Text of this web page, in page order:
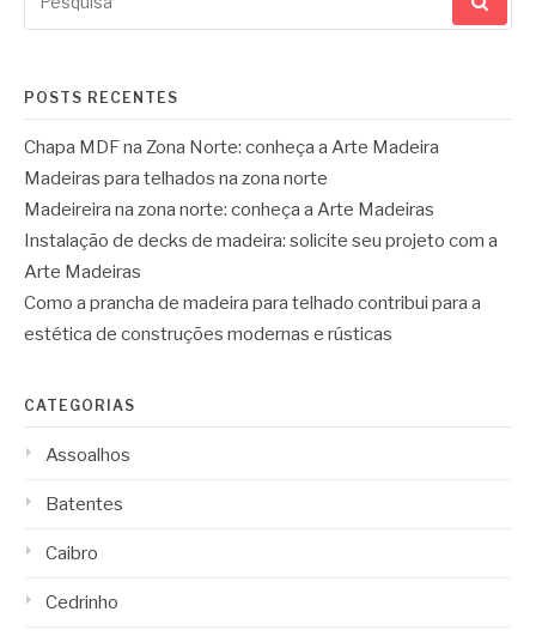
por:
POSTS RECENTES
Chapa MDF na Zona Norte: conheça a Arte Madeira
Madeiras para telhados na zona norte
Madeireira na zona norte: conheça a Arte Madeiras
Instalação de decks de madeira: solicite seu projeto com a
Arte Madeiras
Como a prancha de madeira para telhado contribui para a
estética de construções modernas e rústicas
CATEGORIAS
Assoalhos
Batentes
Caibro
Cedrinho